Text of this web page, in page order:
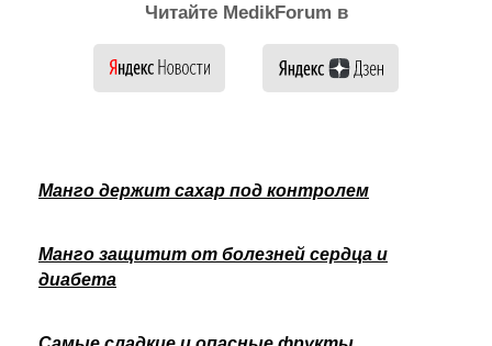
Читайте MedikForum в
Манго держит сахар под контролем
Манго защитит от болезней сердца и
диабета